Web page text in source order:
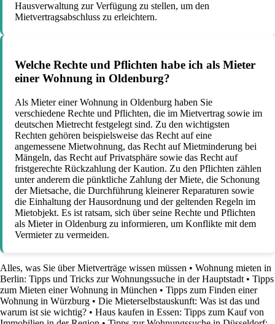
Hausverwaltung zur Verfügung zu stellen, um den
Mietvertragsabschluss zu erleichtern.
Welche Rechte und Pflichten habe ich als Mieter
einer Wohnung in Oldenburg?
Als Mieter einer Wohnung in Oldenburg haben Sie
verschiedene Rechte und Pflichten, die im Mietvertrag sowie im
deutschen Mietrecht festgelegt sind. Zu den wichtigsten
Rechten gehören beispielsweise das Recht auf eine
angemessene Mietwohnung, das Recht auf Mietminderung bei
Mängeln, das Recht auf Privatsphäre sowie das Recht auf
fristgerechte Rückzahlung der Kaution. Zu den Pflichten zählen
unter anderem die pünktliche Zahlung der Miete, die Schonung
der Mietsache, die Durchführung kleinerer Reparaturen sowie
die Einhaltung der Hausordnung und der geltenden Regeln im
Mietobjekt. Es ist ratsam, sich über seine Rechte und Pflichten
als Mieter in Oldenburg zu informieren, um Konflikte mit dem
Vermieter zu vermeiden.
Alles, was Sie über Mietverträge wissen müssen • Wohnung mieten in
Berlin: Tipps und Tricks zur Wohnungssuche in der Hauptstadt • Tipps
zum Mieten einer Wohnung in München • Tipps zum Finden einer
Wohnung in Würzburg • Die Mieterselbstauskunft: Was ist das und
warum ist sie wichtig? • Haus kaufen in Essen: Tipps zum Kauf von